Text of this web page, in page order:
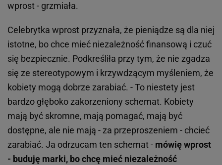
wprost - grzmiała.
Celebrytka wprost przyznała, że pieniądze są dla niej
istotne, bo chce mieć niezależność finansową i czuć
się bezpiecznie. Podkreśliła przy tym, że nie zgadza
się ze stereotypowym i krzywdzącym myśleniem, że
kobiety mogą dobrze zarabiać. - To niestety jest
bardzo głęboko zakorzeniony schemat. Kobiety
mają być skromne, mają pomagać, mają być
dostępne, ale nie mają - za przeproszeniem - chcieć
zarabiać. Ja odrzucam ten schemat - mówię wprost
- buduję marki, bo chcę mieć niezależność